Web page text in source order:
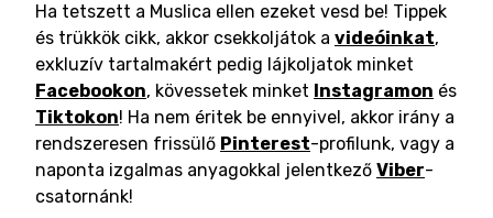
Ha tetszett a Muslica ellen ezeket vesd be! Tippek
és trükkök cikk, akkor csekkoljátok a videóinkat,
exkluzív tartalmakért pedig lájkoljatok minket
Facebookon, kövessetek minket Instagramon és
Tiktokon! Ha nem éritek be ennyivel, akkor irány a
rendszeresen frissülő Pinterest-profilunk, vagy a
naponta izgalmas anyagokkal jelentkező Viber-
csatornánk!